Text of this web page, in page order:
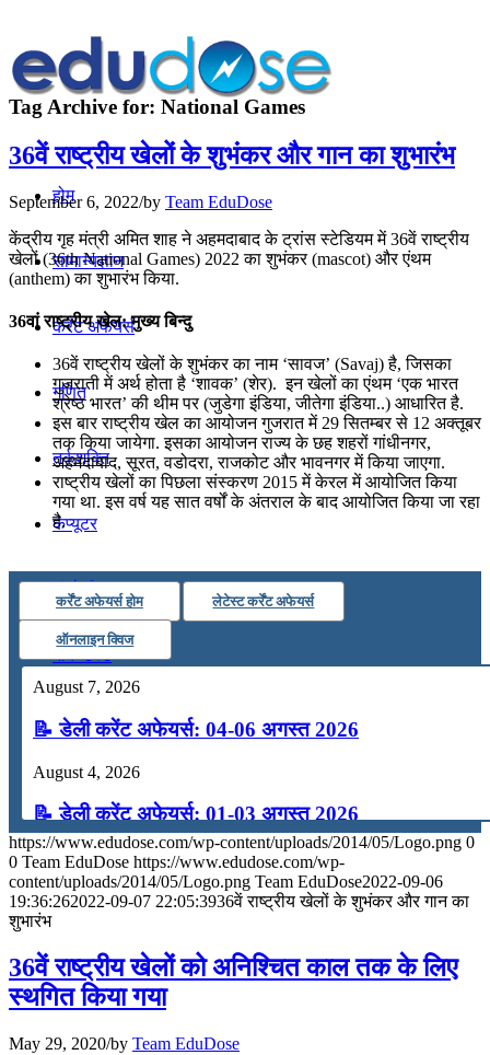
होम
सामान्यज्ञान
करेंट अफेयर्स
गणित
तर्कशक्ति
कंप्यूटर
अंग्रेजी
मॉक टेस्ट
टुडेज जीके
Menu
Tag Archive for: National Games
36वें राष्ट्रीय खेलों के शुभंकर और गान का शुभारंभ
September 6, 2022/by Team EduDose
केंद्रीय गृह मंत्री अमित शाह ने अहमदाबाद के ट्रांस स्टेडियम में 36वें राष्ट्रीय
खेलों (36th National Games) 2022 का शुभंकर (mascot) और एंथम
(anthem) का शुभारंभ किया.
36वां राष्ट्रीय खेल: मुख्य बिन्दु
36वें राष्ट्रीय खेलों के शुभंकर का नाम ‘सावज’ (Savaj) है, जिसका
गुजराती में अर्थ होता है ‘शावक’ (शेर). इन खेलों का एंथम ‘एक भारत
श्रेष्ठ भारत’ की थीम पर (जुडेगा इंडिया, जीतेगा इंडिया..) आधारित है.
इस बार राष्ट्रीय खेल का आयोजन गुजरात में 29 सितम्बर से 12 अक्तूबर
तक किया जायेगा. इसका आयोजन राज्य के छह शहरों गांधीनगर,
अहमदाबाद, सूरत, वडोदरा, राजकोट और भावनगर में किया जाएगा.
राष्ट्रीय खेलों का पिछला संस्करण 2015 में केरल में आयोजित किया
गया था. इस वर्ष यह सात वर्षों के अंतराल के बाद आयोजित किया जा रहा
है.
कर्रेंट अफेयर्स होम लेटेस्ट कर्रेंट अफेयर्स
ऑनलाइन क्विज
August 7, 2026
📝 डेली करेंट अफेयर्स: 04-06 अगस्त 2026
August 4, 2026
📝 डेली करेंट अफेयर्स: 01-03 अगस्त 2026
July 31, 2026
📝 डेली करेंट अफेयर्स: 28-31 जुलाई 2026
📝 डेली करेंट अफेयर्स: 25-27 जुलाई 2026
https://www.edudose.com/wp-content/uploads/2014/05/Logo.png 0
0 Team EduDose https://www.edudose.com/wp-
content/uploads/2014/05/Logo.png Team EduDose2022-09-06
19:36:262022-09-07 22:05:3936वें राष्ट्रीय खेलों के शुभंकर और गान का
शुभारंभ
36वें राष्ट्रीय खेलों को अनिश्चित काल तक के लिए
स्थगित किया गया
May 29, 2020/by Team EduDose